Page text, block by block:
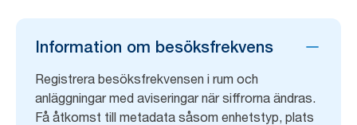
Information om besöksfrekvens
Registrera besöksfrekvensen i rum och
anläggningar med aviseringar när siffrorna ändras.
Få åtkomst till metadata såsom enhetstyp, plats